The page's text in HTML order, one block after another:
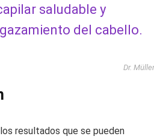
saludable y
del cabello.
Dr. Müller
resultados que se pueden